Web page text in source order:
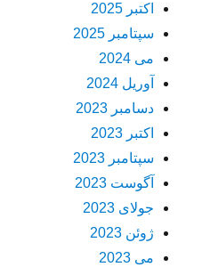
اکتبر 2025
سپتامبر 2025
می 2024
آوریل 2024
دسامبر 2023
اکتبر 2023
سپتامبر 2023
آگوست 2023
جولای 2023
ژوئن 2023
می 2023